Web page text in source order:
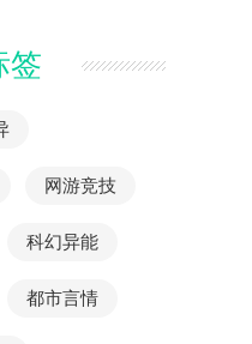
签
网游竞技
科幻异能
都市言情